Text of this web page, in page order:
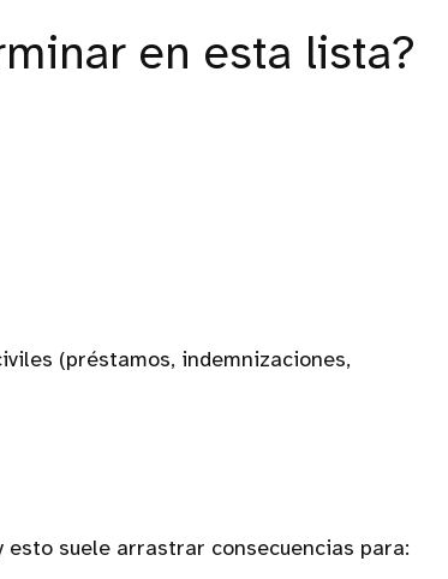
en esta lista?
(préstamos, indemnizaciones,
suele arrastrar consecuencias para: